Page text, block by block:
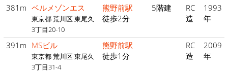
381m ベルメゾンエス
東京都 荒川区 東尾久
3丁目20-10
熊野前駅
徒歩2分
5階建
RC
造
1993
年
391m MSビル
東京都 荒川区 東尾久
3丁目31-4
熊野前駅
徒歩1分
RC
造
2009
年